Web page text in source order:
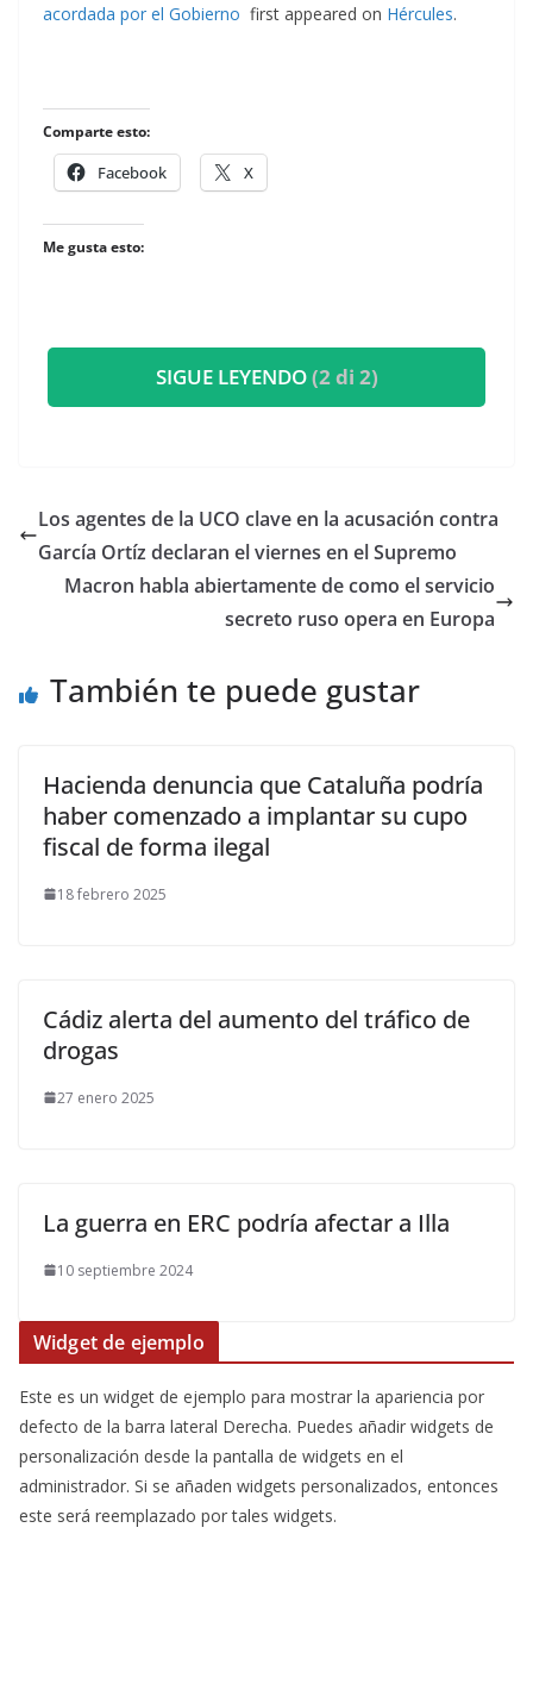
acordada por el Gobierno first appeared on Hércules.
Comparte esto:
Facebook X
Me gusta esto:
SIGUE LEYENDO(2 di 2)
Los agentes de la UCO clave en la acusación contra
García Ortíz declaran el viernes en el Supremo
Macron habla abiertamente de como el servicio
secreto ruso opera en Europa
También te puede gustar
Hacienda denuncia que Cataluña podría
haber comenzado a implantar su cupo
fiscal de forma ilegal
18 febrero 2025
Cádiz alerta del aumento del tráfico de
drogas
27 enero 2025
La guerra en ERC podría afectar a Illa
10 septiembre 2024
Widget de ejemplo
Este es un widget de ejemplo para mostrar la apariencia por
defecto de la barra lateral Derecha. Puedes añadir widgets de
personalización desde la pantalla de widgets en el
administrador. Si se añaden widgets personalizados, entonces
este será reemplazado por tales widgets.